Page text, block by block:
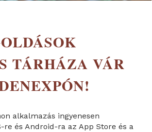
TÁRHÁZA VÁR
alkalmazás ingyenesen
re és Android-ra az App Store és a